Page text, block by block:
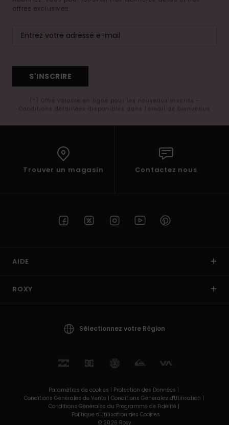
offres exclusives.
S'INSCRIRE
(*) Offre valable en ligne pour les nouveaux inscrits -
Conditions détaillées disponibles dans l'email de bienvenue
Trouver un magasin Contactez nous
AIDE
ROXY
Sélectionnez votre Région
Paramètres de cookies | Protection des Données |
Conditions Générales de Vente | Conditions Générales d'Utilisation |
Conditions Générales du Programme de Fidélité |
Politique d'Utilisation des Cookies
© 2026 Roxy